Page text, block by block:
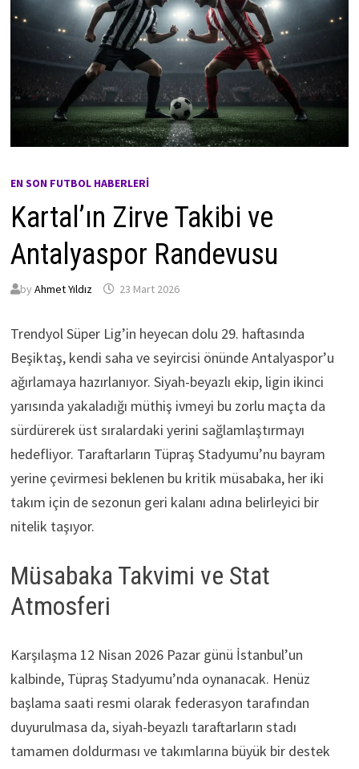
EN SON FUTBOL HABERLERI
Kartal’ın Zirve Takibi ve
Antalyaspor Randevusu
by Ahmet Yıldız 23 Mart 2026
Trendyol Süper Lig’in heyecan dolu 29. haftasında
Beşiktaş, kendi saha ve seyircisi önünde Antalyaspor’u
ağırlamaya hazırlanıyor. Siyah-beyazlı ekip, ligin ikinci
yarısında yakaladığı müthiş ivmeyi bu zorlu maçta da
sürdürerek üst sıralardaki yerini sağlamlaştırmayı
hedefliyor. Taraftarların Tüpraş Stadyumu’nu bayram
yerine çevirmesi beklenen bu kritik müsabaka, her iki
takım için de sezonun geri kalanı adına belirleyici bir
nitelik taşıyor.
Müsabaka Takvimi ve Stat
Atmosferi
Karşılaşma 12 Nisan 2026 Pazar günü İstanbul’un
kalbinde, Tüpraş Stadyumu’nda oynanacak. Henüz
başlama saati resmi olarak federasyon tarafından
duyurulmasa da, siyah-beyazlı taraftarların stadı
tamamen doldurması ve takımlarına büyük bir destek